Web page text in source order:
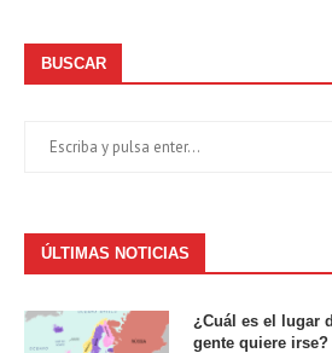
BUSCAR
ÚLTIMAS NOTICIAS
¿Cuál es el lugar
gente quiere irse?